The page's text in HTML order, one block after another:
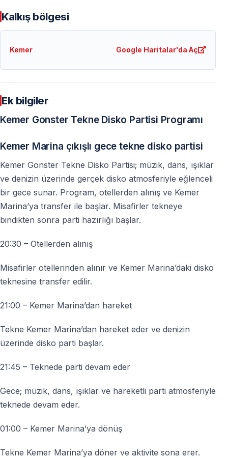
Kalkış bölgesi
Kemer Google Haritalar'da Aç
Ek bilgiler
Kemer Gonster Tekne Disko Partisi Programı
Kemer Marina çıkışlı gece tekne disko partisi
Kemer Gonster Tekne Disko Partisi; müzik, dans, ışıklar
ve denizin üzerinde gerçek disko atmosferiyle eğlenceli
bir gece sunar. Program, otellerden alınış ve Kemer
Marina’ya transfer ile başlar. Misafirler tekneye
bindikten sonra parti hazırlığı başlar.
20:30 – Otellerden alınış
Misafirler otellerinden alınır ve Kemer Marina’daki disko
teknesine transfer edilir.
21:00 – Kemer Marina’dan hareket
Tekne Kemer Marina’dan hareket eder ve denizin
üzerinde disko parti başlar.
21:45 – Teknede parti devam eder
Gece; müzik, dans, ışıklar ve hareketli parti atmosferiyle
teknede devam eder.
01:00 – Kemer Marina’ya dönüş
Tekne Kemer Marina’ya döner ve aktivite sona erer.